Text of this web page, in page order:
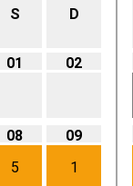
S D
01 02
08
5
09
1